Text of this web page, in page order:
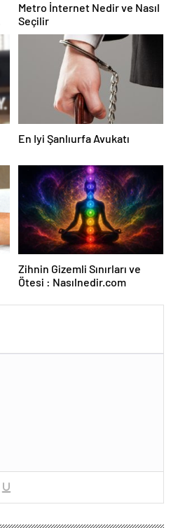
Metro İnternet Nedir ve Nasıl
Seçilir
En Iyi Şanlıurfa Avukatı
Zihnin Gizemli Sınırları ve
Ötesi : Nasılnedir.com